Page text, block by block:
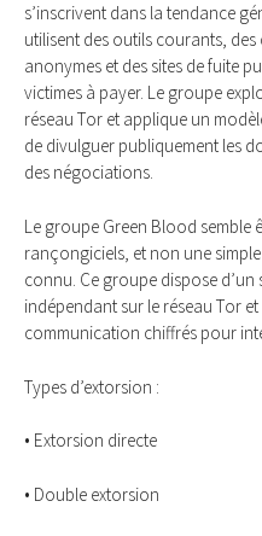
s’inscrivent dans la tendance
utilisent des outils courants,
anonymes et des sites de fuite
victimes à payer. Le groupe
réseau Tor et applique un
de divulguer publiquement les
des négociations.
Le groupe Green Blood
rançongiciels, et non une
connu. Ce groupe dispose d’un
indépendant sur le réseau Tor
communication chiffrés pour
Types d’extorsion :
• Extorsion directe
• Double extorsion